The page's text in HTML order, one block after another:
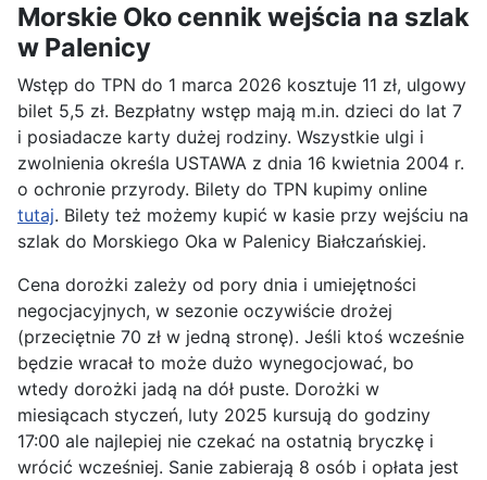
Morskie Oko cennik wejścia na szlak
w Palenicy
Wstęp do TPN do 1 marca 2026 kosztuje 11 zł, ulgowy
bilet 5,5 zł. Bezpłatny wstęp mają m.in. dzieci do lat 7
i posiadacze karty dużej rodziny. Wszystkie ulgi i
zwolnienia określa USTAWA z dnia 16 kwietnia 2004 r.
o ochronie przyrody. Bilety do TPN kupimy online
tutaj. Bilety też możemy kupić w kasie przy wejściu na
szlak do Morskiego Oka w Palenicy Białczańskiej.
Cena dorożki zależy od pory dnia i umiejętności
negocjacyjnych, w sezonie oczywiście drożej
(przeciętnie 70 zł w jedną stronę). Jeśli ktoś wcześnie
będzie wracał to może dużo wynegocjować, bo
wtedy dorożki jadą na dół puste. Dorożki w
miesiącach styczeń, luty 2025 kursują do godziny
17:00 ale najlepiej nie czekać na ostatnią bryczkę i
wrócić wcześniej. Sanie zabierają 8 osób i opłata jest